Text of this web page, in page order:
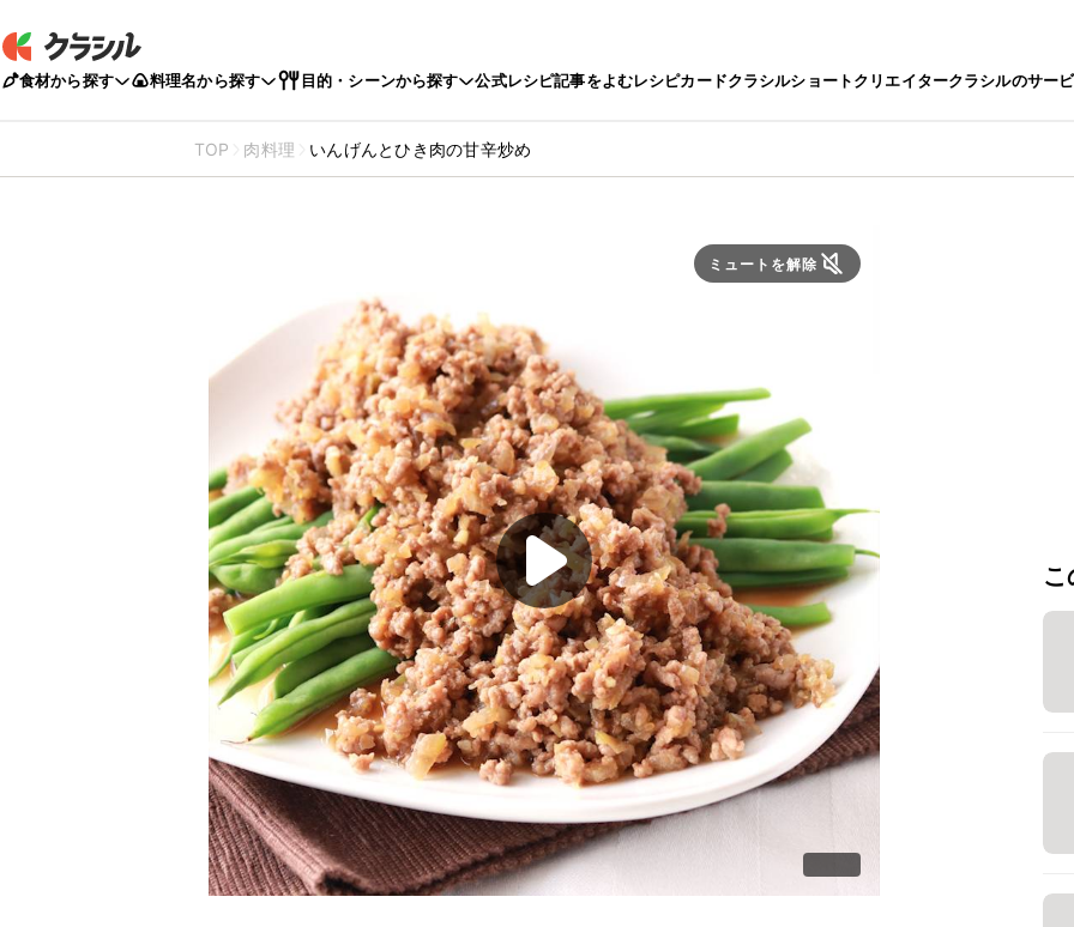
食材から探す 料理名から探す 目的・シーンから探す 公式レシピ記事をよむレシピカードクラシルショートクリエイタークラシルのサー
TOP 肉料理 いんげんとひき肉の甘辛炒め
ミュートを解除